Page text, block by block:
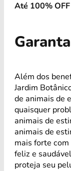
Até 100%
Além dos
Jardim
de animais de
quaisquer
animais de
animais de
mais forte
feliz e
proteja seu